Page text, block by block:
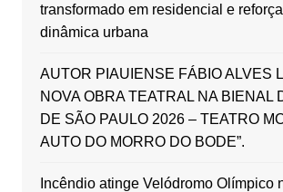
transformado em residencial e
dinâmica urbana
AUTOR PIAUIENSE FÁBIO ALVES
NOVA OBRA TEATRAL NA BIENAL
DE SÃO PAULO 2026 – TEATRO
AUTO DO MORRO DO BODE”.
Incêndio atinge Velódromo Olímpico